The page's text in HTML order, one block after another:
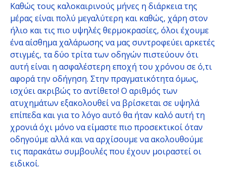
Καθώς τους καλοκαιρινούς μήνες η διάρκεια της
μέρας είναι πολύ μεγαλύτερη και καθώς, χάρη στον
ήλιο και τις πιο υψηλές θερμοκρασίες, όλοι έχουμε
ένα αίσθημα χαλάρωσης να μας συντροφεύει αρκετές
στιγμές, τα δύο τρίτα των οδηγών πιστεύουν ότι
αυτή είναι η ασφαλέστερη εποχή του χρόνου σε ό,τι
αφορά την οδήγηση. Στην πραγματικότητα όμως,
ισχύει ακριβώς το αντίθετο! Ο αριθμός των
ατυχημάτων εξακολουθεί να βρίσκεται σε υψηλά
επίπεδα και για το λόγο αυτό θα ήταν καλό αυτή τη
χρονιά όχι μόνο να είμαστε πιο προσεκτικοί όταν
οδηγούμε αλλά και να αρχίσουμε να ακολουθούμε
τις παρακάτω συμβουλές που έχουν μοιραστεί οι
ειδικοί.